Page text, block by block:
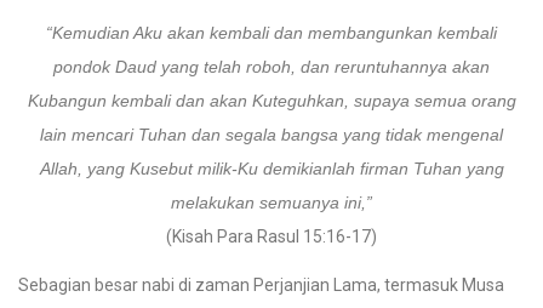
“Kemudian Aku akan kembali dan membangunkan kembali
pondok Daud yang telah roboh, dan reruntuhannya akan
Kubangun kembali dan akan Kuteguhkan, supaya semua orang
lain mencari Tuhan dan segala bangsa yang tidak mengenal
Allah, yang Kusebut milik-Ku demikianlah firman Tuhan yang
melakukan semuanya ini,”
(Kisah Para Rasul 15:16-17)
Sebagian besar nabi di zaman Perjanjian Lama, termasuk Musa